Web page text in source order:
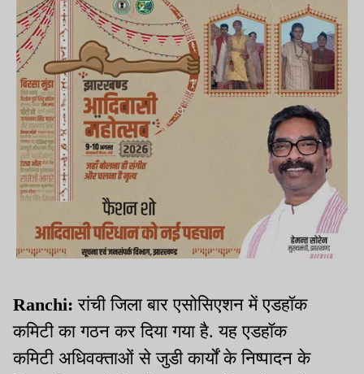
Ranchi: रांची जिला बार एसोसिएशन में एडहॉक
कमिटी का गठन कर दिया गया है. यह एडहॉक
कमिटी अधिवक्ताओं से जुडी कार्यों के निष्पादन के